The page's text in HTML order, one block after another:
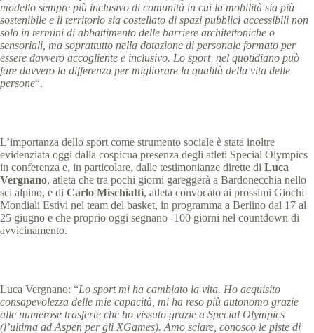
modello sempre più inclusivo di comunità in cui la mobilità sia più
sostenibile e il territorio sia costellato di spazi pubblici accessibili non
solo in termini di abbattimento delle barriere architettoniche o
sensoriali, ma soprattutto nella dotazione di personale formato per
essere davvero accogliente e inclusivo. Lo sport nel quotidiano può
fare davvero la differenza per migliorare la qualità della vita delle
persone“.
L’importanza dello sport come strumento sociale è stata inoltre
evidenziata oggi dalla cospicua presenza degli atleti Special Olympics
in conferenza e, in particolare, dalle testimonianze dirette di Luca
Vergnano, atleta che tra pochi giorni gareggerà a Bardonecchia nello
sci alpino, e di Carlo Mischiatti, atleta convocato ai prossimi Giochi
Mondiali Estivi nel team del basket, in programma a Berlino dal 17 al
25 giugno e che proprio oggi segnano -100 giorni nel countdown di
avvicinamento.
Luca Vergnano: “Lo sport mi ha cambiato la vita. Ho acquisito
consapevolezza delle mie capacità, mi ha reso più autonomo grazie
alle numerose trasferte che ho vissuto grazie a Special Olympics
(l’ultima ad Aspen per gli XGames). Amo sciare, conosco le piste di